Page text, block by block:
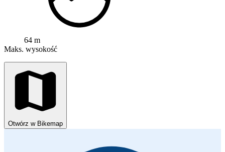
64 m
Maks. wysokość
Otwórz w Bikemap